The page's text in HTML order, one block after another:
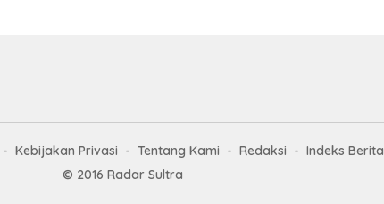
Kebijakan Privasi Tentang Kami Redaksi
Indeks Berita
© 2016 Radar Sultra